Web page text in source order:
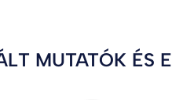
MUTATÓK ÉS